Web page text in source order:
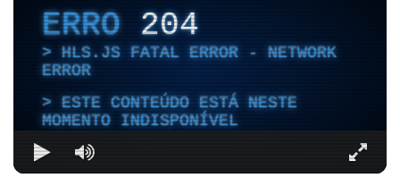
ERRO204
HLS.JS FATAL ERROR - NETWORK
ERROR
ESTE CONTEÚDO ESTÁ NESTE
MOMENTO INDISPONÍVEL